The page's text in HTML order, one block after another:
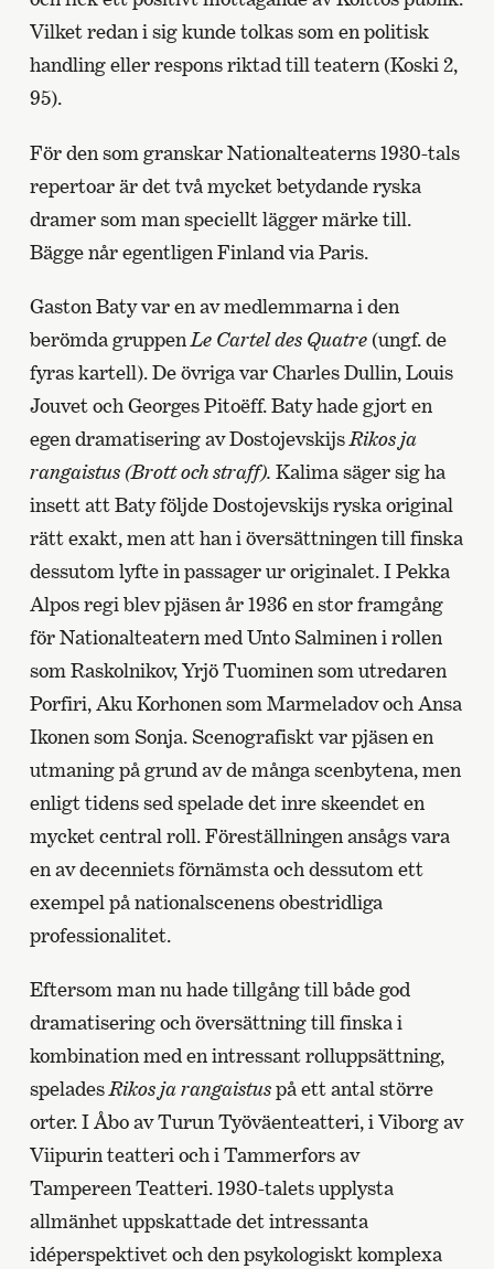
Vilket redan i sig kunde tolkas som en politisk
handling eller respons riktad till teatern (Koski 2,
95).
För den som granskar Nationalteaterns 1930-tals
repertoar är det två mycket betydande ryska
dramer som man speciellt lägger märke till.
Bägge når egentligen Finland via Paris.
Gaston Baty var en av medlemmarna i den
berömda gruppen Le Cartel des Quatre(ungf. de
fyras kartell). De övriga var Charles Dullin, Louis
Jouvet och Georges Pitoëff. Baty hade gjort en
egen dramatisering av Dostojevskijs Rikos ja
rangaistus (Brott och straff). Kalima säger sig ha
insett att Baty följde Dostojevskijs ryska original
rätt exakt, men att han i översättningen till finska
dessutom lyfte in passager ur originalet. I Pekka
Alpos regi blev pjäsen år 1936 en stor framgång
för Nationalteatern med Unto Salminen i rollen
som Raskolnikov, Yrjö Tuominen som utredaren
Porfiri, Aku Korhonen som Marmeladov och Ansa
Ikonen som Sonja. Scenografiskt var pjäsen en
utmaning på grund av de många scenbytena, men
enligt tidens sed spelade det inre skeendet en
mycket central roll. Föreställningen ansågs vara
en av decenniets förnämsta och dessutom ett
exempel på nationalscenens obestridliga
professionalitet.
Eftersom man nu hade tillgång till både god
dramatisering och översättning till finska i
kombination med en intressant rolluppsättning,
spelades Rikos ja rangaistuspå ett antal större
orter. I Åbo av Turun Työväenteatteri, i Viborg av
Viipurin teatteri och i Tammerfors av
Tampereen Teatteri. 1930-talets upplysta
allmänhet uppskattade det intressanta
idéperspektivet och den psykologiskt komplexa